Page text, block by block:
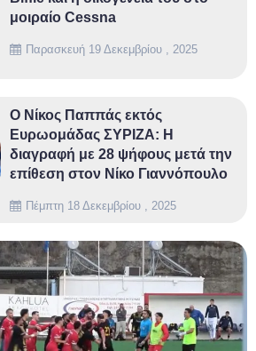
Παρασκευή 19 Δεκεμβρίου , 2025
μοιραίο Cessna
Πέμπτη 18 Δεκεμβρίου , 2025
Ο Νίκος Παππάς εκτός
Ευρωομάδας ΣΥΡΙΖΑ: Η
διαγραφή με 28 ψήφους μετά την
επίθεση στον Νίκο Γιαννόπουλο